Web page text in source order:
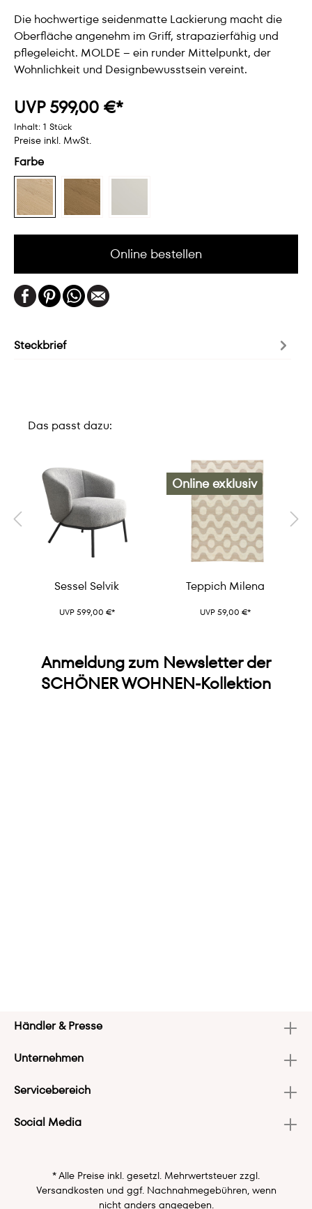
Die hochwertige seidenmatte Lackierung macht die
Oberfläche angenehm im Griff, strapazierfähig und
pflegeleicht. MOLDE – ein runder Mittelpunkt, der
Wohnlichkeit und Designbewusstsein vereint.
UVP 599,00 €*
Inhalt: 1 Stück
Preise inkl. MwSt.
Farbe
Online bestellen
Steckbrief
Das passt dazu:
Sessel Selvik
UVP 599,00 €*
Online exklusiv
Teppich Milena
UVP 59,00 €*
Anmeldung zum Newsletter der
SCHÖNER WOHNEN-Kollektion
Händler & Presse
Unternehmen
Servicebereich
Social Media
* Alle Preise inkl. gesetzl. Mehrwertsteuer zzgl.
Versandkosten und ggf. Nachnahmegebühren, wenn
nicht anders angegeben.